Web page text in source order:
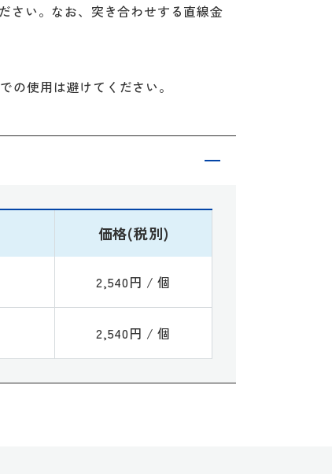
さい。なお、突き合わせする直線金
使用は避けてください。
価格(税別)
2,540円 / 個
2,540円 / 個